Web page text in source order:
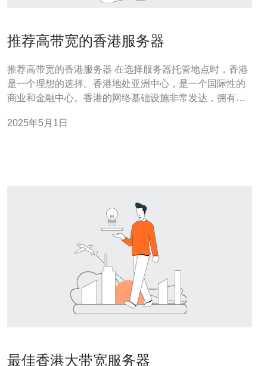
推荐高带宽的香港服务器
推荐高带宽的香港服务器 在选择服务器托管地点时，香港
是一个理想的选择。香港地处亚洲中心，是一个国际性的
商业和金融中心。香港的网络基础设施非常发达，拥有高
数据保护和隐私保护非常重视，使得香港服务器成为全球
2025年5月1日
最佳香港大带宽服务器